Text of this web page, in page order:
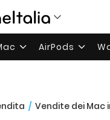
AirPods
/ Vendite dei Mac